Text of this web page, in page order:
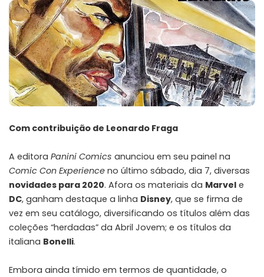
Com contribuição de Leonardo Fraga
A editora Panini Comics anunciou em seu painel na
Comic Con Experience no último sábado, dia 7, diversas
novidades para 2020. Afora os materiais da Marvel e
DC, ganham destaque a linha Disney, que se firma de
vez em seu catálogo, diversificando os títulos além das
coleções “herdadas” da Abril Jovem; e os títulos da
italiana Bonelli.
Embora ainda tímido em termos de quantidade, o